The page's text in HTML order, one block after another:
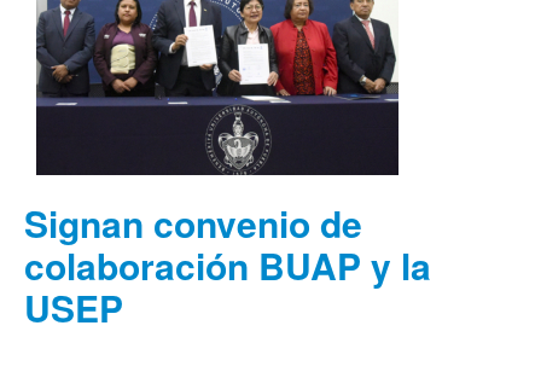
Signan convenio de
colaboración BUAP y la
USEP